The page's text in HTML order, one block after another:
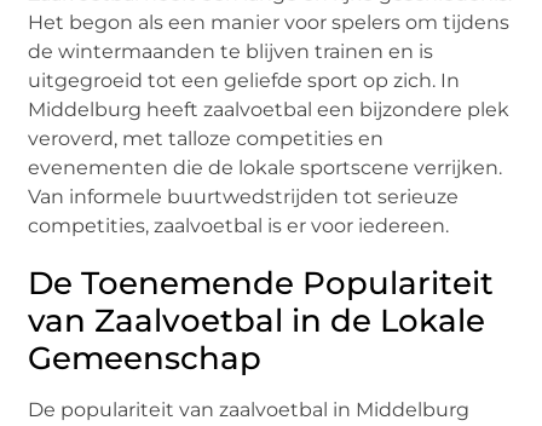
Het begon als een manier voor spelers om tijdens
de wintermaanden te blijven trainen en is
uitgegroeid tot een geliefde sport op zich. In
Middelburg heeft zaalvoetbal een bijzondere plek
veroverd, met talloze competities en
evenementen die de lokale sportscene verrijken.
Van informele buurtwedstrijden tot serieuze
competities, zaalvoetbal is er voor iedereen.
De Toenemende Populariteit
van Zaalvoetbal in de Lokale
Gemeenschap
De populariteit van zaalvoetbal in Middelburg